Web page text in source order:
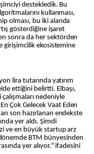
destekledik. Bu
kullanması,
olması, bu iki alanda
gösterdiğine işaret
sonra da her sektörden
girişimcilik ekosistemine
lira tutarında yatırım
ettiğini belirtti. Elbaşı,
nedeniyle
Çok Gelecek Vaat Eden
son hazırlanan endekste
yer aldı. Şimdi
ve en büyük startup arz
BTM bünyesinden
yer alıyor." ifadesini